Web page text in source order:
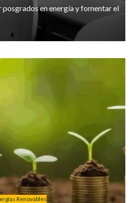
posgrados en energía y fomentar el
Renovables